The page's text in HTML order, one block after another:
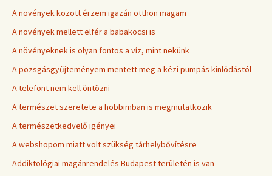
A növények között érzem igazán otthon magam
A növények mellett elfér a babakocsi is
A növényeknek is olyan fontos a víz, mint nekünk
A pozsgásgyűjteményem mentett meg a kézi pumpás kínlódástól
A telefont nem kell öntözni
A természet szeretete a hobbimban is megmutatkozik
A természetkedvelő igényei
A webshopom miatt volt szükség tárhelybővítésre
Addiktológiai magánrendelés Budapest területén is van